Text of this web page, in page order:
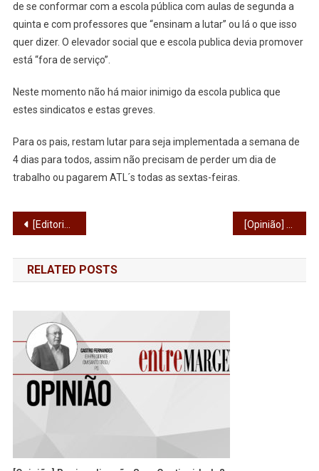
de se conformar com a escola pública com aulas de segunda a
quinta e com professores que “ensinam a lutar” ou lá o que isso
quer dizer. O elevador social que e escola publica devia promover
está “fora de serviço”.
Neste momento não há maior inimigo da escola publica que
estes sindicatos e estas greves.
Para os pais, restam lutar para seja implementada a semana de
4 dias para todos, assim não precisam de perder um dia de
trabalho ou pagarem ATL´s todas as sextas-feiras.
Navegação
de
artigos
[Editorial] “Não sei, meus filhos, que mundo será o vosso” [Opinião] Quando não lutamos, não ganhamos
RELATED POSTS